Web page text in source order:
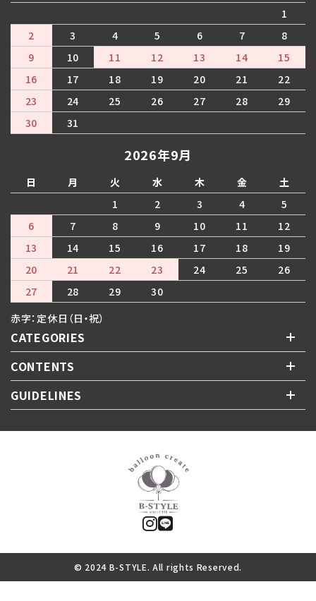
1
2
3 4 5 6 7
8
9
10 11 12 13 14
15
16
17 18 19 20 21
22
23
24 25 26 27 28
29
30
31
2026年9月
日 月 火 水 木 金
土
1
2 3 4
5
6
7 8 9 10 11
12
13
14 15 16 17 18
19
20
21 22 23 24 25
26
27
28 29
30
赤字：定休日（日・祝）
CATEGORIES
CONTENTS
GUIDELINES
© 2024 B-STYLE. All rights Reserved.